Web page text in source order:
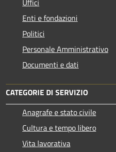
Enti e fondazioni
Politici
Personale Amministrativo
Documenti e dati
CATEGORIE DI SERVIZIO
Anagrafe e stato civile
Cultura e tempo libero
Vita lavorativa